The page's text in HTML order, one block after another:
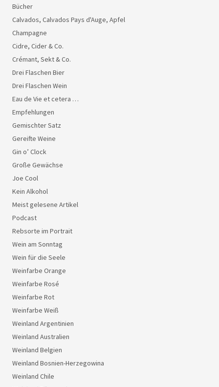
Bücher
Calvados, Calvados Pays d'Auge, Apfel
Champagne
Cidre, Cider & Co.
Crémant, Sekt & Co.
Drei Flaschen Bier
Drei Flaschen Wein
Eau de Vie et cetera …
Empfehlungen
Gemischter Satz
Gereifte Weine
Gin o’ Clock
Große Gewächse
Joe Cool
Kein Alkohol
Meist gelesene Artikel
Podcast
Rebsorte im Portrait
Wein am Sonntag
Wein für die Seele
Weinfarbe Orange
Weinfarbe Rosé
Weinfarbe Rot
Weinfarbe Weiß
Weinland Argentinien
Weinland Australien
Weinland Belgien
Weinland Bosnien-Herzegowina
Weinland Chile